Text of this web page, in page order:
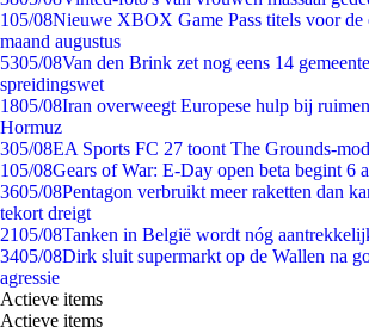
105/08Nieuwe XBOX Game Pass titels voor de
maand augustus
5305/08Van den Brink zet nog eens 14
spreidingswet
1805/08Iran overweegt Europese hulp bij
Hormuz
305/08EA Sports FC 27 toont The Grounds-
105/08Gears of War: E-Day open beta begint 6
3605/08Pentagon verbruikt meer raketten dan
tekort dreigt
2105/08Tanken in België wordt nóg
3405/08Dirk sluit supermarkt op de Wallen na
agressie
Actieve items
Actieve items